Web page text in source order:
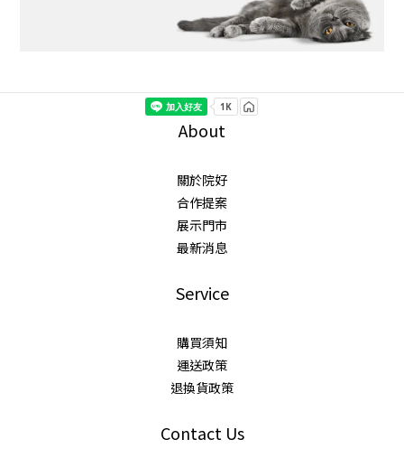
About
關於院好
合作提案
展示門市
最新消息
Service
購買須知
運送政策
退換貨政策
Contact Us